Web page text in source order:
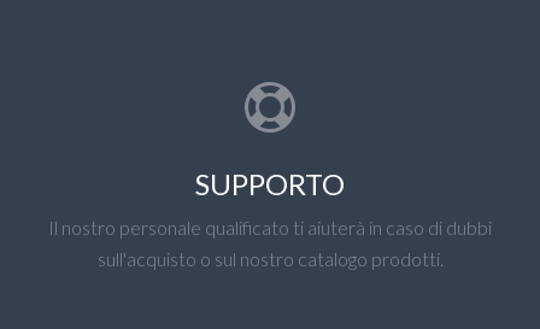
SUPPORTO
Il nostro personale qualificato ti aiuterà in caso di dubbi
sull'acquisto o sul nostro catalogo prodotti.